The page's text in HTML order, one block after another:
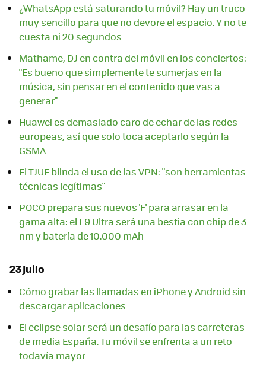
¿WhatsApp está saturando tu móvil? Hay un truco
muy sencillo para que no devore el espacio. Y no te
cuesta ni 20 segundos
Mathame, DJ en contra del móvil en los conciertos:
"Es bueno que simplemente te sumerjas en la
música, sin pensar en el contenido que vas a
generar"
Huawei es demasiado caro de echar de las redes
europeas, así que solo toca aceptarlo según la
GSMA
El TJUE blinda el uso de las VPN: "son herramientas
técnicas legítimas"
POCO prepara sus nuevos 'F' para arrasar en la
gama alta: el F9 Ultra será una bestia con chip de 3
nm y batería de 10.000 mAh
23 julio
Cómo grabar las llamadas en iPhone y Android sin
descargar aplicaciones
El eclipse solar será un desafío para las carreteras
de media España. Tu móvil se enfrenta a un reto
todavía mayor